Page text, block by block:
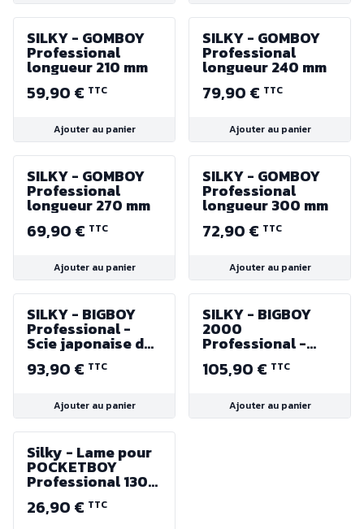
SILKY - GOMBOY
Professional
longueur 210 mm
59,90 € TTC
Ajouter au panier
SILKY - GOMBOY
Professional
longueur 240 mm
79,90 € TTC
Ajouter au panier
SILKY - GOMBOY
Professional
longueur 270 mm
69,90 € TTC
Ajouter au panier
SILKY - GOMBOY
Professional
longueur 300 mm
72,90 € TTC
Ajouter au panier
SILKY - BIGBOY
Professional -
Scie japonaise de
charpentier
pliable - Longueur
93,90 € TTC
Ajouter au panier
SILKY - BIGBOY
2000
Professional -
Scie japonaise
d'élagage lame
105,90 € TTC
Ajouter au panier
Silky - Lame pour
POCKETBOY
Professional 130-
26,90 € TTC